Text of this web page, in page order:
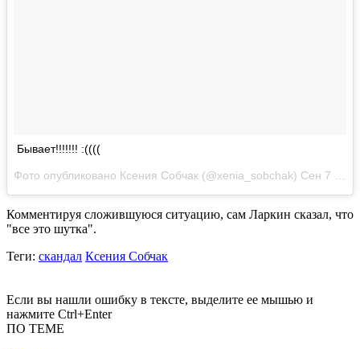
Бывает!!!!!!! :((((
Фото опубликовано Ксения Собчак (@xenia_sobchak) Сен 7 2015 в 10:23 PDT
Комментируя сложившуюся ситуацию, сам Ларкин сказал, что
"все это шутка".
Теги: скандал Ксения Собчак
Если вы нашли ошибку в тексте, выделите ее мышью и
нажмите Ctrl+Enter
ПО ТЕМЕ